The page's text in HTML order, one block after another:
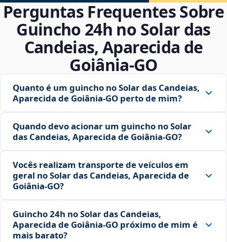
Perguntas Frequentes Sobre
Guincho 24h no Solar das
Candeias, Aparecida de
Goiânia‑GO
Quanto é um guincho no Solar das Candeias,
Aparecida de Goiânia‑GO perto de mim?
Quando devo acionar um guincho no Solar
das Candeias, Aparecida de Goiânia‑GO?
Vocês realizam transporte de veículos em
geral no Solar das Candeias, Aparecida de
Goiânia‑GO?
Guincho 24h no Solar das Candeias,
Aparecida de Goiânia‑GO próximo de mim é
mais barato?